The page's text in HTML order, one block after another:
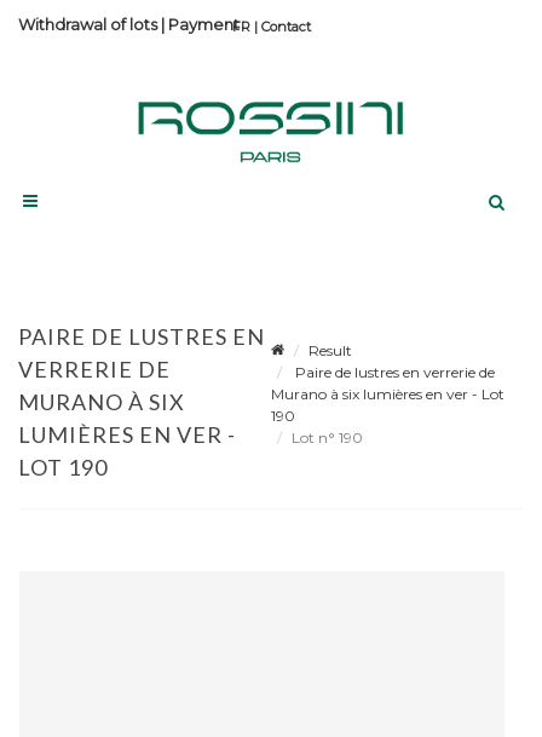
Contact
Withdrawal of lots| Payment
PAIRE DE LUSTRES EN
VERRERIE DE
MURANO À SIX
LUMIÈRES EN VER -
LOT 190
Result
Paire de lustres en verrerie de
Murano à six lumières en ver - Lot
190
Lot n° 190